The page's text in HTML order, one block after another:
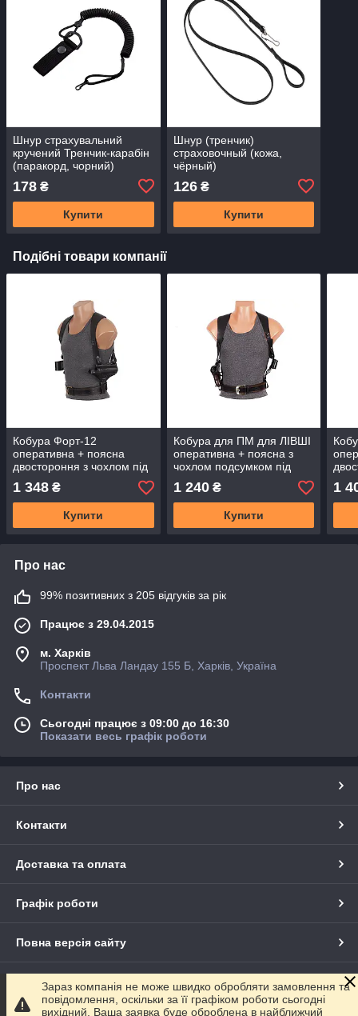
Шнур страхувальний
кручений Тренчик-карабін
(паракорд, чорний)
178 ₴
Купити
Шнур (тренчик)
страховочный (кожа,
чёрный)
126₴
Купити
Подібні товари компанії
Кобура Форт-12
оперативна + поясна
двостороння з чохлом під
магазин (чорна шкіра)
1 348 ₴
Купити
Кобура для ПМ для ЛІВШІ
оперативна + поясна з
чохлом подсумком під
магазин, двостороння не
формована (шкіряна,
чорна)
1 240₴
Купити
під
1
Про нас
99% позитивних з 205 відгуків за рік
Працює з 29.04.2015
м. Харків
Проспект Льва Ландау 155 Б, Харків, Україна
Контакти
Сьогодні працює з 09:00 до 16:30
Показати весь графік роботи
Про нас
Контакти
Доставка та оплата
Графік роботи
Повна версія сайту
Сайт створено на маркетплейсіProm.ua
Зараз компанія не може швидко обробляти замовлення та
повідомлення, оскільки за її графіком роботи сьогодні
вихідний. Ваша заявка буде оброблена в найближчий